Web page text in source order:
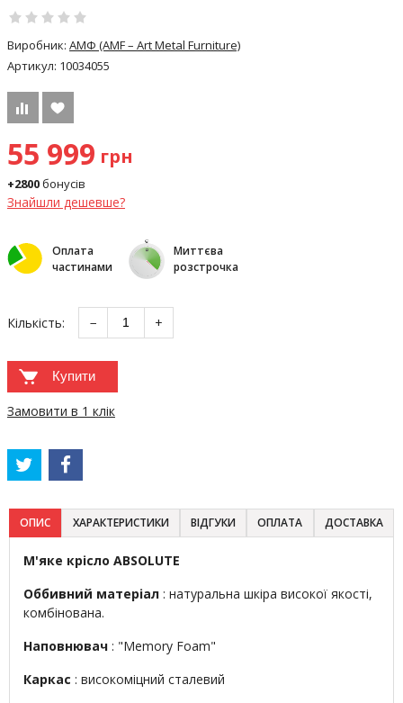
Виробник: АМФ (AMF – Art Metal Furniture)
Артикул: 10034055
55 999 грн
+2800бонусів
Знайшли дешевше?
Оплата
частинами
Миттєва
розстрочка
Кількість: − +
Купити
Замовити в 1 клік
ОПИС ХАРАКТЕРИСТИКИ ВІДГУКИ ОПЛАТА ДОСТАВКА
М'яке крісло ABSOLUTE
Оббивний матеріал : натуральна шкіра високої якості,
комбінована.
Наповнювач : "Memory Foam"
Каркас : високоміцний сталевий